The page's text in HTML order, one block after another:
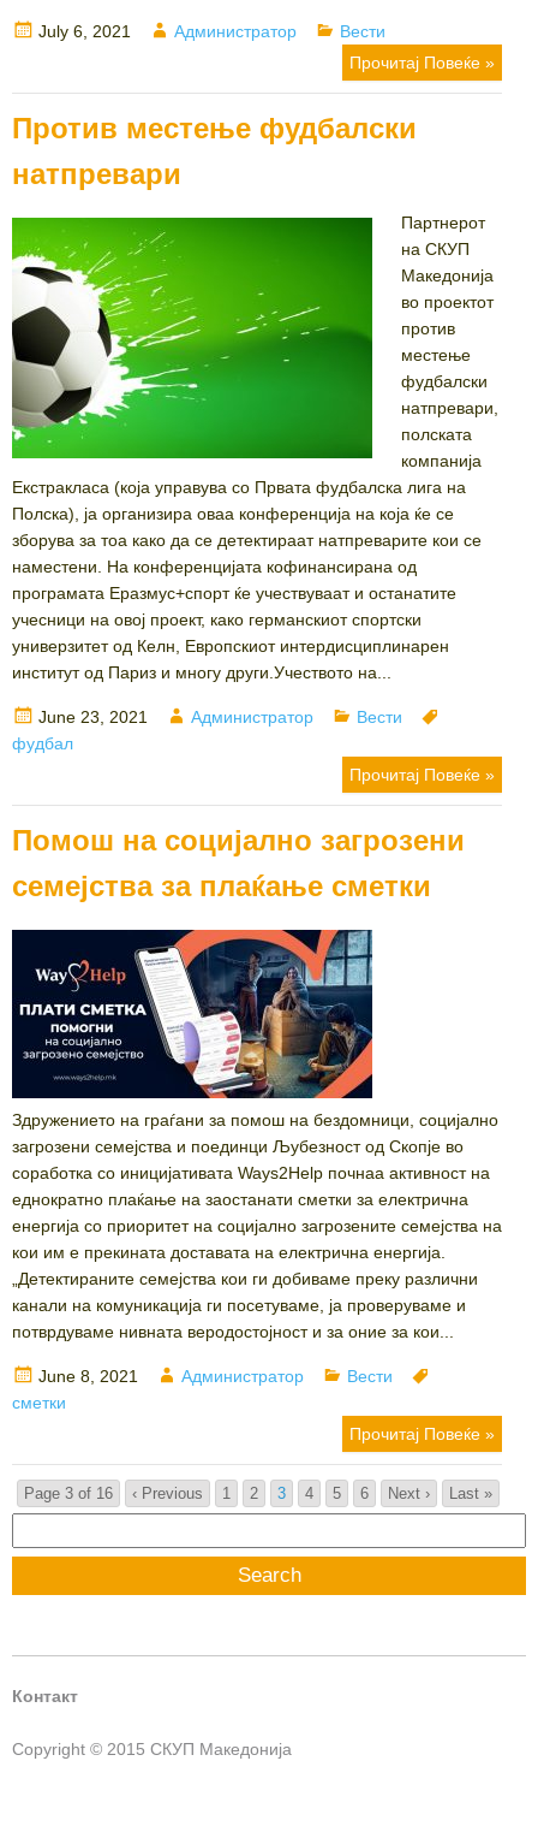
Posted
July 6, 2021 Author
Администратор Categories
Вести
Прочитај Повеќе »
Против местење фудбалски
натпревари
Партнерот
на СКУП
Македонија
во проектот
против
местење
фудбалски
натпревари,
полската
компанија
Екстракласа (која управува со Првата фудбалска лига на
Полска), ја организира оваа конференција на која ќе се
зборува за тоа како да се детектираат натпреварите кои се
наместени. На конференцијата кофинансирана од
програмата Еразмус+спорт ќе учествуваат и останатите
учесници на овој проект, како германскиот спортски
универзитет од Келн, Европскиот интердисциплинарен
институт од Париз и многу други.Учеството на...
Posted
on
June 23, 2021 Author
Администратор Categories
Вести
фудбал
Прочитај Повеќе »
Помош на социјално загрозени
семејства за плаќање сметки
Здружението на граѓани за помош на бездомници, социјално
загрозени семејства и поединци Љубезност од Скопје во
соработка со иницијативата Ways2Help почнаа активност на
еднократно плаќање на заостанати сметки за електрична
енергија со приоритет на социјално загрозените семејства на
кои им е прекината доставата на електрична енергија.
„Детектираните семејства кои ги добиваме преку различни
канали на комуникација ги посетуваме, ја проверуваме и
потврдуваме нивната веродостојност и за оние за кои...
Posted
on
June 8, 2021 Author
Администратор Categories
Вести
сметки
Прочитај Повеќе »
Page 3 of 16 ‹ Previous 1 2 3 4 5 6 Next › Last »
for:
Контакт
Copyright © 2015 СКУП Македонија